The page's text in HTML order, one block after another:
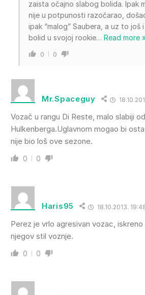
zaista očajno slabog bolida. Ipak
nije u potpunosti razočarao,
ipak “malog” Saubera, a uz to još
bolid u svojoj rookie… Read more
0 0
Mr.Spaceguy
Vozač u rangu Di Reste, malo slabiji od
Hulkenberga.Uglavnom mogao bi
nije bio loš ove sezone.
0 0
Haris95 18.10.2013.
Perez je vrlo agresivan vozac,
njegov stil voznje.
0 0